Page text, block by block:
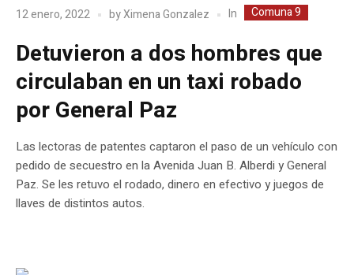
12 enero, 2022 byXimena Gonzalez In Comuna 9
Detuvieron a dos hombres que
circulaban en un taxi robado
por General Paz
Las lectoras de patentes captaron el paso de un vehículo con
pedido de secuestro en la Avenida Juan B. Alberdi y General
Paz. Se les retuvo el rodado, dinero en efectivo y juegos de
llaves de distintos autos.